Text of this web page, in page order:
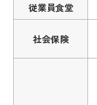
従業員食堂
社会保険